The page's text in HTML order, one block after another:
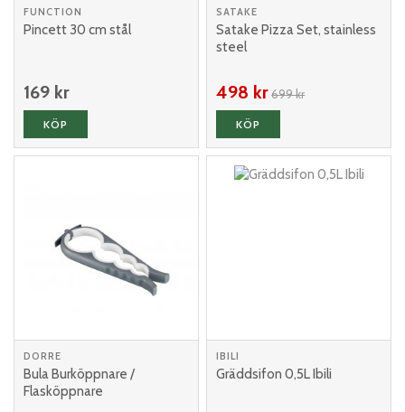
FUNCTION
Pincett 30 cm stål
169 kr
KÖP
SATAKE
Satake Pizza Set, stainless
steel
498 kr 699 kr
KÖP
DORRE
Bula Burköppnare /
Flasköppnare
IBILI
Gräddsifon 0,5L Ibili